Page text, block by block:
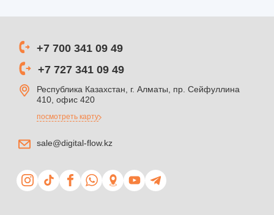
+7 700 341 09 49
+7 727 341 09 49
Республика Казахстан, г. Алматы, пр. Сейфуллина
410, офис 420
посмотреть карту
sale@digital-flow.kz